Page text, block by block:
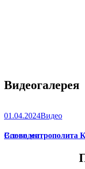
Видеогалерея
01.04.2024Видео
Слово митрополита
Все видео